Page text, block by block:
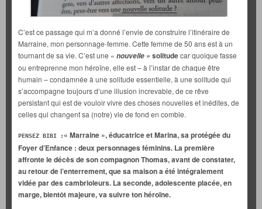
C’est ce passage qui m’a donné l’envie de construire l’itinéraire de
Marraine, mon personnage-femme. Cette femme de 50 ans est à un
tournant de sa vie. C’est une « nouvelle » solitudecar quoique fasse
ou entreprenne mon héroïne, elle est – à l’instar de chaque être
humain – condamnée à une solitude essentielle, à une solitude qui
s’accompagne toujours d’une illusion increvable, de ce rêve
persistant qui est de vouloir vivre des choses nouvelles et inédites, de
celles qui changent sa (notre) vie de fond en comble.
PENSEZ BIBI : « Marraine », éducatrice et Marina, sa protégée du
Foyer d’Enfance : deux personnages féminins. La première
affronte le décès de son compagnon Thomas, avant de constater,
au retour de l’enterrement, que sa maison a été intégralement
vidée par des cambrioleurs. La seconde, adolescente placée, en
marge, bientôt majeure, va suivre ton héroïne.